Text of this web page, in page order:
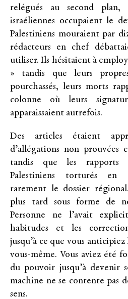
relégués au second
israéliennes occupaient le
Palestiniens mouraient par
rédacteurs en chef
utiliser. Ils hésitaient à
» tandis que leurs
pourchassés, leurs morts
colonne où leurs
apparaissaient autrefois.
Des articles étaient
d’allégations non prouvées
tandis que les rapports
Palestiniens torturés en
rarement le dossier
plus tard sous forme de
Personne ne l’avait
habitudes et les
jusqu’à ce que vous anticipiez
vous-même. Vous aviez été
du pouvoir jusqu’à devenir
machine ne se contente pas
sens.